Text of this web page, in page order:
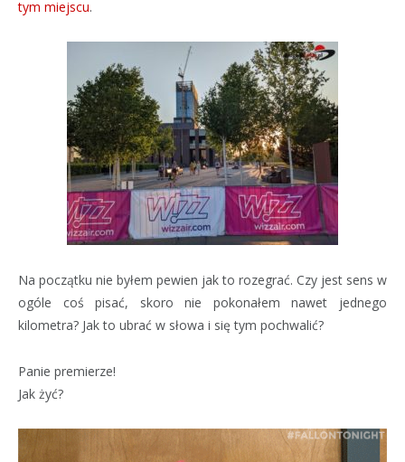
tym miejscu.
Na początku nie byłem pewien jak to rozegrać. Czy jest sens w
ogóle coś pisać, skoro nie pokonałem nawet jednego
kilometra? Jak to ubrać w słowa i się tym pochwalić?
Panie premierze!
Jak żyć?